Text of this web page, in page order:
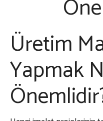
Üretim
Yapmak